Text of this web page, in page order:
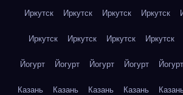
Иркутск Иркутск Иркутск Иркутск
Иркутск Иркутск Иркутск Иркутск
Йогурт Йогурт Йогурт Йогурт Йогурт
Казань Казань Казань Казань